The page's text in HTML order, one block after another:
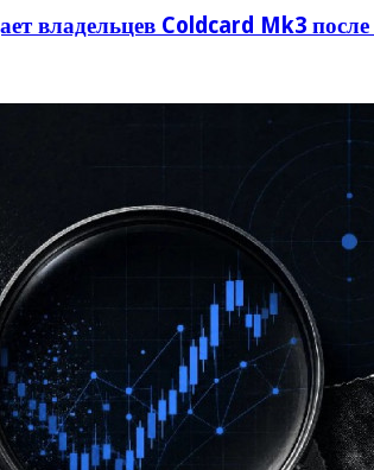
владельцев Coldcard Mk3